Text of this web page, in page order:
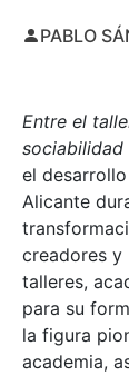
PABLO
Entre el
sociabilidad
el
Alicante
creadores y
talleres,
para su
la figura
academia,